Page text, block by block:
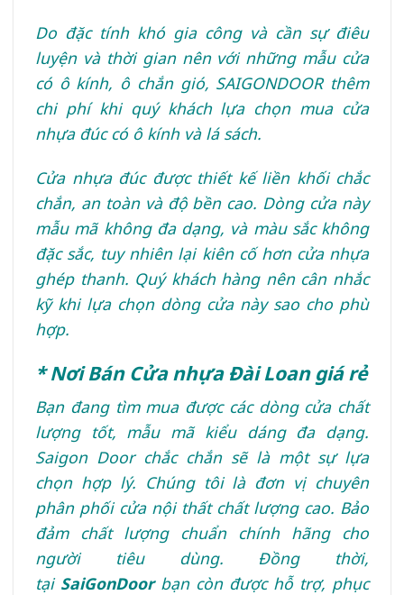
Do đặc tính khó gia công và cần sự điêu
luyện và thời gian nên với những mẫu cửa
có ô kính, ô chắn gió, SAIGONDOOR thêm
chi phí khi quý khách lựa chọn mua cửa
nhựa đúc có ô kính và lá sách.
Cửa nhựa đúc được thiết kế liền khối chắc
chắn, an toàn và độ bền cao. Dòng cửa này
mẫu mã không đa dạng, và màu sắc không
đặc sắc, tuy nhiên lại kiên cố hơn cửa nhựa
ghép thanh. Quý khách hàng nên cân nhắc
kỹ khi lựa chọn dòng cửa này sao cho phù
hợp.
* Nơi Bán Cửanhựa Đài Loangiá rẻ
Bạn đang tìm mua được các dòng cửa chất
lượng tốt, mẫu mã kiểu dáng đa dạng.
Saigon Door chắc chắn sẽ là một sự lựa
chọn hợp lý. Chúng tôi là đơn vị chuyên
phân phối cửa nội thất chất lượng cao. Bảo
đảm chất lượng chuẩn chính hãng cho
người tiêu dùng. Đồng thời,
tại SaiGonDoorbạn còn được hỗ trợ, phục